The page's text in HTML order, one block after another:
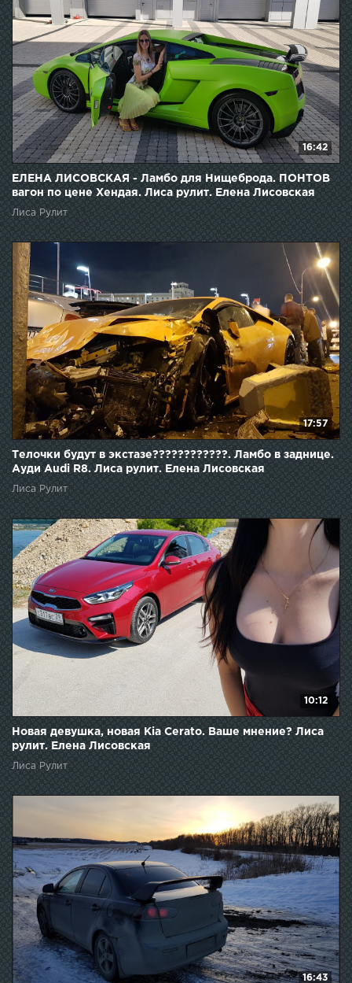
16:42
ЕЛЕНА ЛИСОВСКАЯ - Ламбо для Нищеброда. ПОНТОВ
вагон по цене Хендая. Лиса рулит. Елена Лисовская
Лиса Рулит
17:57
Телочки будут в экстазе????????????. Ламбо в заднице.
Ауди Audi R8. Лиса рулит. Елена Лисовская
Лиса Рулит
10:12
Новая девушка, новая Kia Cerato. Ваше мнение? Лиса
рулит. Елена Лисовская
Лиса Рулит
16:43